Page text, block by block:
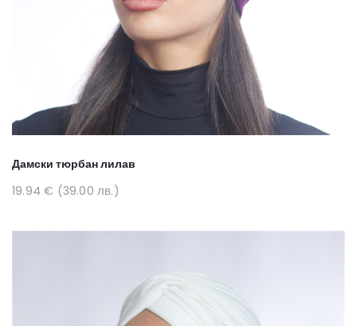
Дамски тюрбан лилав
19.94 € (39.00 лв.)